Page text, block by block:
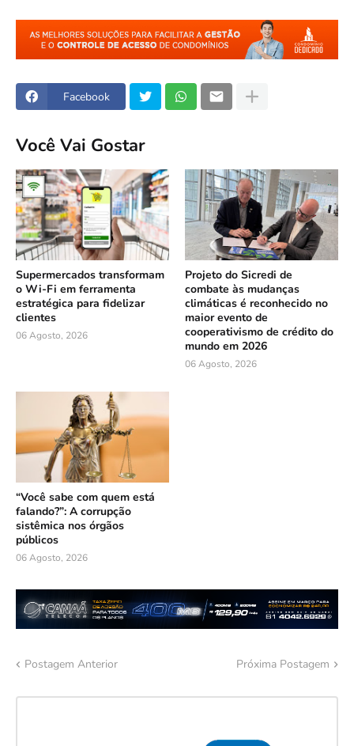
Facebook
Você Vai Gostar
Supermercados transformam
o Wi-Fi em ferramenta
estratégica para fidelizar
clientes
06 Agosto, 2026
Projeto do Sicredi de
combate às mudanças
climáticas é reconhecido no
maior evento de
cooperativismo de crédito do
mundo em 2026
06 Agosto, 2026
“Você sabe com quem está
falando?”: A corrupção
sistêmica nos órgãos
públicos
06 Agosto, 2026
Postagem Anterior Próxima Postagem